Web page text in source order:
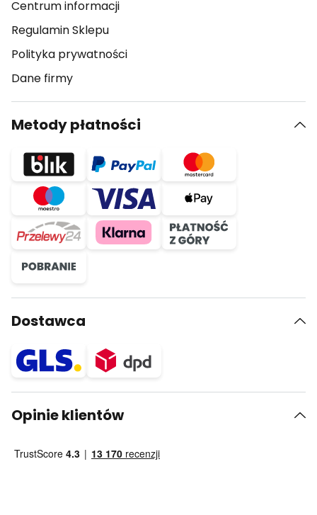
Centrum informacji
Regulamin Sklepu
Polityka prywatności
Dane firmy
Metody płatności
Dostawca
Opinie klientów